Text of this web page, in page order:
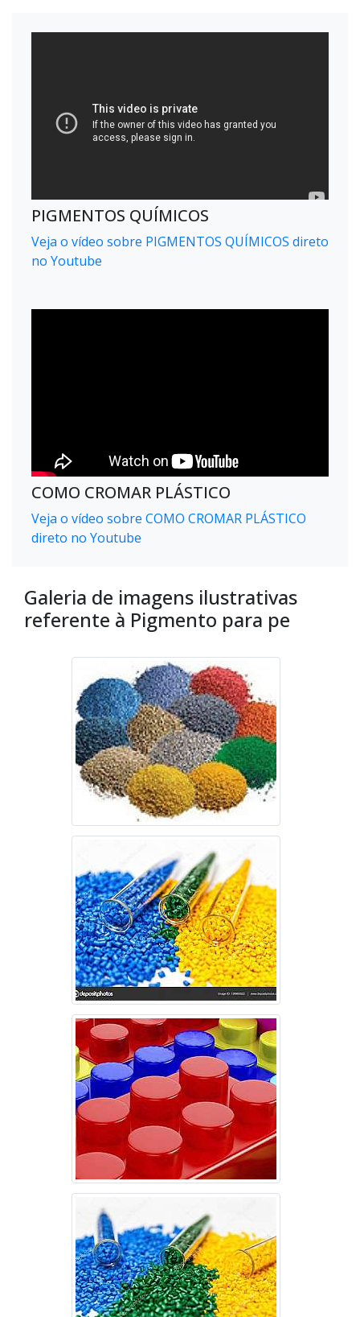
PIGMENTOS QUÍMICOS
Veja o vídeo sobre PIGMENTOS QUÍMICOS direto
no Youtube
COMO CROMAR PLÁSTICO
Veja o vídeo sobre COMO CROMAR PLÁSTICO
direto no Youtube
Galeria de imagens ilustrativas
referente à Pigmento para pe